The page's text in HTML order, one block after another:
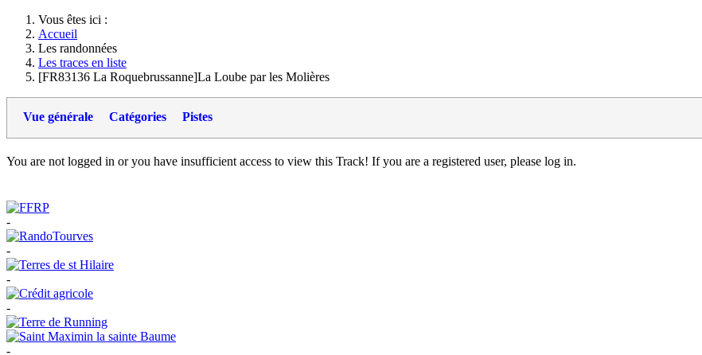
Vous êtes ici :
Accueil
Les randonnées
Les traces en liste
[FR83136 La Roquebrussanne]La Loube par les Molières
Vue générale Catégories Pistes
You are not logged in or you have insufficient access to view this Track! If you are a registered user, please log in.
-
-
-
-
-